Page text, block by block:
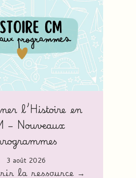
l’Histoire en
– Nouveaux
3 août 2026
la ressource →